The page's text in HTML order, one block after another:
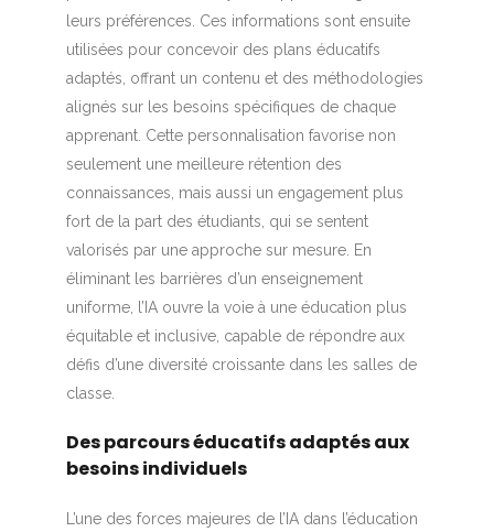
leurs préférences. Ces informations sont ensuite
utilisées pour concevoir des plans éducatifs
adaptés, offrant un contenu et des méthodologies
alignés sur les besoins spécifiques de chaque
apprenant. Cette personnalisation favorise non
seulement une meilleure rétention des
connaissances, mais aussi un engagement plus
fort de la part des étudiants, qui se sentent
valorisés par une approche sur mesure. En
éliminant les barrières d’un enseignement
uniforme, l’IA ouvre la voie à une éducation plus
équitable et inclusive, capable de répondre aux
défis d’une diversité croissante dans les salles de
classe.
Des parcours éducatifs adaptés aux
besoins individuels
L’une des forces majeures de l’IA dans l’éducation